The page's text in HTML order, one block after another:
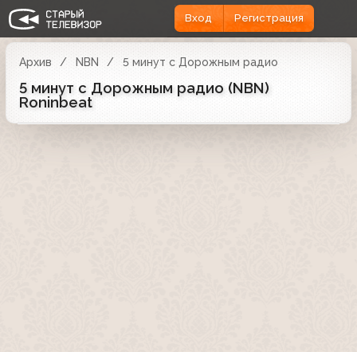
Вход Регистрация
Архив NBN 5 минут с Дорожным радио
5 минут с Дорожным радио (NBN)
Roninbeat